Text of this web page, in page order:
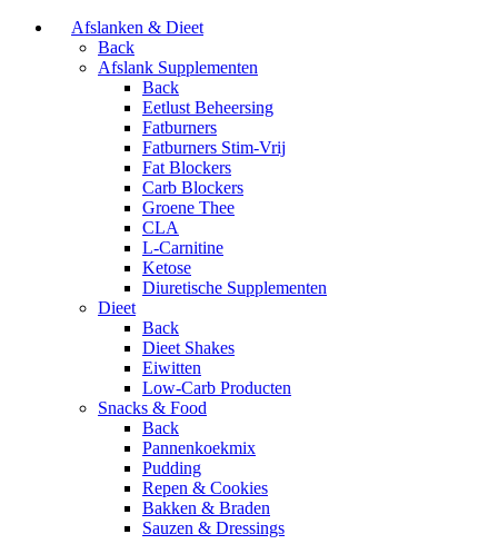
Afslanken & Dieet
Back
Afslank Supplementen
Back
Eetlust Beheersing
Fatburners
Fatburners Stim-Vrij
Fat Blockers
Carb Blockers
Groene Thee
CLA
L-Carnitine
Ketose
Diuretische Supplementen
Dieet
Back
Dieet Shakes
Eiwitten
Low-Carb Producten
Snacks & Food
Back
Pannenkoekmix
Pudding
Repen & Cookies
Bakken & Braden
Sauzen & Dressings